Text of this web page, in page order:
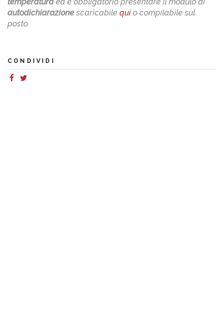
autodichiarazione scaricabile qui o compilabile sul
posto.
CONDIVIDI